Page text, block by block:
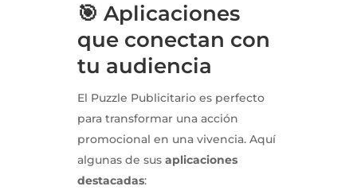
🎯 Aplicaciones
que conectan con
tu audiencia
El Puzzle Publicitario es perfecto
para transformar una acción
promocional en una vivencia. Aquí
algunas de sus aplicaciones
destacadas: